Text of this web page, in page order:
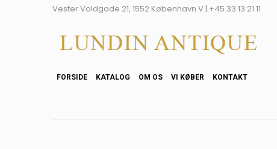
Vester Voldgade 21, 1552 København V | +45 33 13 21 11
FORSIDE KATALOG OM OS VI KØBER KONTAKT